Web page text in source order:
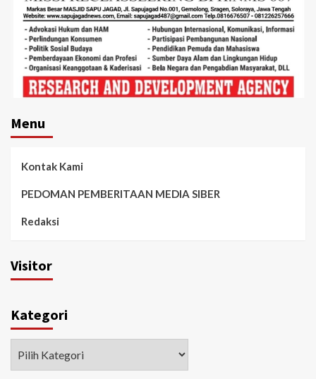
Menu
Kontak Kami
PEDOMAN PEMBERITAAN MEDIA SIBER
Redaksi
Visitor
Kategori